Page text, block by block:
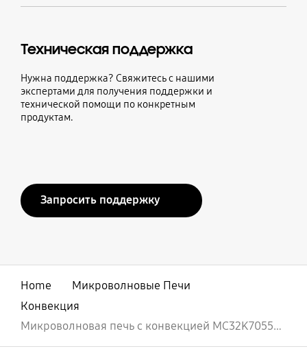
Техническая поддержка
Нужна поддержка? Свяжитесь с нашими
экспертами для получения поддержки и
технической помощи по конкретным
продуктам.
Запросить поддержку
Home
Микроволновые Печи
Конвекция
Микроволновая печь с конвекцией MC32K7055CT (MW7000K), 32 л